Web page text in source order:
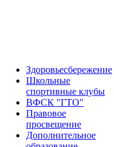
Здоровьесбережение
Школьные
спортивные клубы
ВФСК "ГТО"
Правовое
просвещение
Дополнительное